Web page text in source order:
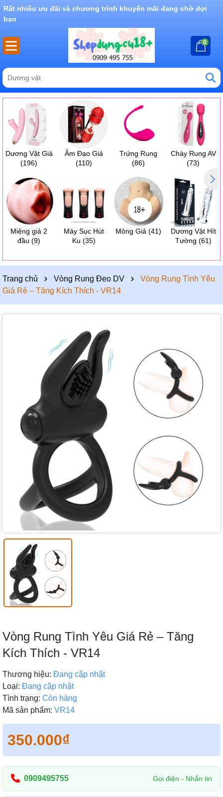
Rất nhiều ưu đãi và chương trình khuyến mãi đang chờ đợi
bạn
0
Dương Vật Giả
(196)
Âm Đạo Giả
(110)
Trứng Rung
(86)
Chày Rung AV
(73)
Miệng giả 2
đầu (9)
Máy Sục Hút
Ku (35)
Mông Giả (41)
Dương Vật Hít
Tường (61)
Trang chủ Vòng Rung Đeo DV
Vòng Rung Tình Yêu
Giá Rẻ – Tăng Kích Thích - VR14
Vòng Rung Tình Yêu Giá Rẻ – Tăng
Kích Thích - VR14
Thương hiệu: Đang cập nhật
Loại: Đang cập nhật
Tình trạng: Còn hàng
Mã sản phẩm: VR14
350.000₫
0909495755 Gọi điện - Nhắn tin